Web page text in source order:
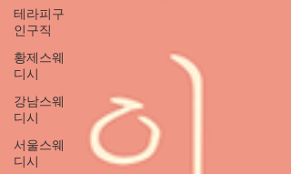
테라피구
인구직
황제스웨
디시
강남스웨
디시
서울스웨
디시